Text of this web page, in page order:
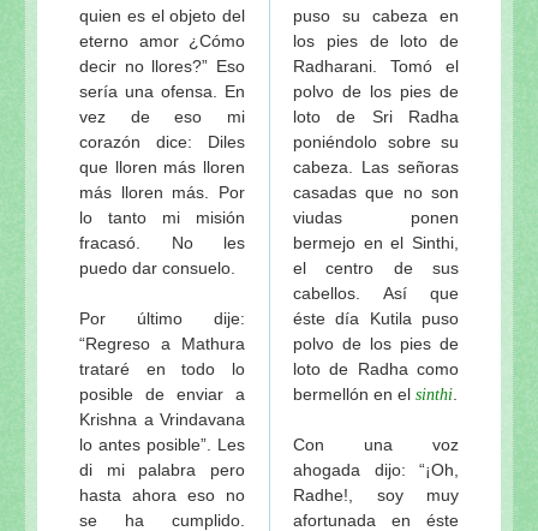
quien es el objeto del
eterno amor ¿Cómo
decir no llores?” Eso
sería una ofensa. En
vez de eso mi
corazón dice: Diles
que lloren más lloren
más lloren más. Por
lo tanto mi misión
fracasó. No les
puedo dar consuelo.
Por último dije:
“Regreso a Mathura
trataré en todo lo
posible de enviar a
Krishna a Vrindavana
lo antes posible”. Les
di mi palabra pero
hasta ahora eso no
se ha cumplido.
puso su cabeza en
los pies de loto de
Radharani. Tomó el
polvo de los pies de
loto de Sri Radha
poniéndolo sobre su
cabeza. Las señoras
casadas que no son
viudas ponen
bermejo en el Sinthi,
el centro de sus
cabellos. Así que
éste día Kutila puso
polvo de los pies de
loto de Radha como
bermellón en el sinthi
Con una voz
ahogada dijo: “¡Oh,
Radhe!, soy muy
afortunada en éste